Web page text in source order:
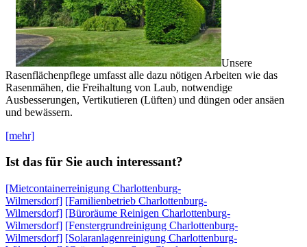
Unsere
Rasenflächenpflege umfasst alle dazu nötigen Arbeiten wie das
Rasenmähen, die Freihaltung von Laub, notwendige
Ausbesserungen, Vertikutieren (Lüften) und düngen oder ansäen
und bewässern.
[mehr]
Ist das für Sie auch interessant?
[Mietcontainerreinigung Charlottenburg-
Wilmersdorf] [Familienbetrieb Charlottenburg-
Wilmersdorf] [Büroräume Reinigen Charlottenburg-
Wilmersdorf] [Fenstergrundreinigung Charlottenburg-
Wilmersdorf] [Solaranlagenreinigung Charlottenburg-